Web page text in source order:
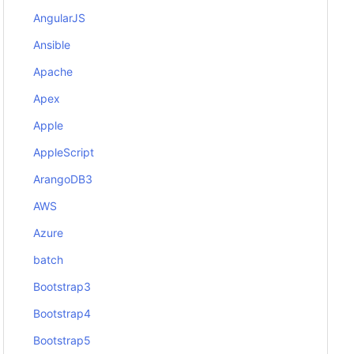
AngularJS
Ansible
Apache
Apex
Apple
AppleScript
ArangoDB3
AWS
Azure
batch
Bootstrap3
Bootstrap4
Bootstrap5